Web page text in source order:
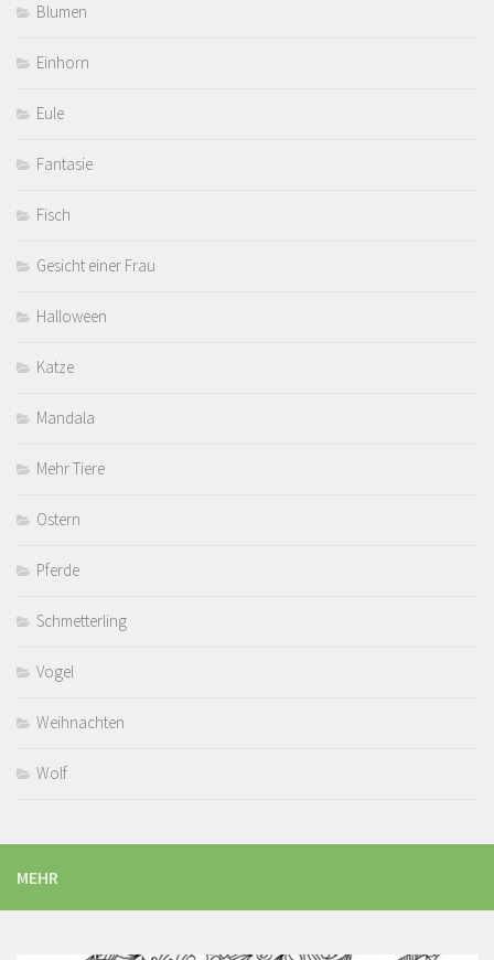
Blumen
Einhorn
Eule
Fantasie
Fisch
Gesicht einer Frau
Halloween
Katze
Mandala
Mehr Tiere
Ostern
Pferde
Schmetterling
Vogel
Weihnachten
Wolf
MEHR